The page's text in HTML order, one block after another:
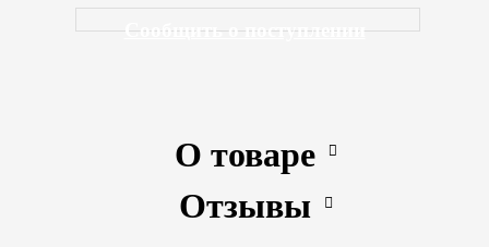
Сообщить о поступлении
О товаре
Отзывы